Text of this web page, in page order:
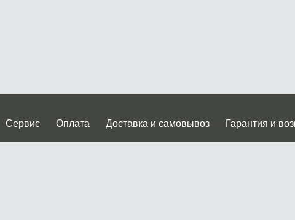
Сервис Оплата Доставка и самовывоз Гарантия и